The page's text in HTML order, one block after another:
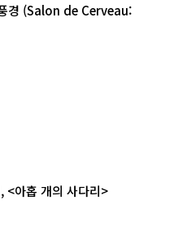
경 (Salon de Cerveau:
<아홉 개의 사다리>